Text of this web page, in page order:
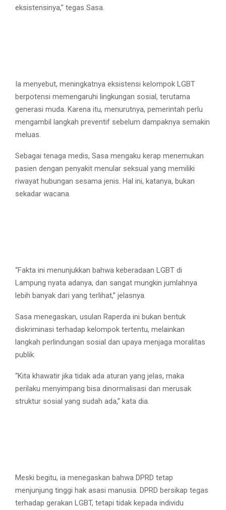
eksistensinya,” tegas Sasa.
Ia menyebut, meningkatnya eksistensi kelompok LGBT
berpotensi memengaruhi lingkungan sosial, terutama
generasi muda. Karena itu, menurutnya, pemerintah perlu
mengambil langkah preventif sebelum dampaknya semakin
meluas.
Sebagai tenaga medis, Sasa mengaku kerap menemukan
pasien dengan penyakit menular seksual yang memiliki
riwayat hubungan sesama jenis. Hal ini, katanya, bukan
sekadar wacana.
“Fakta ini menunjukkan bahwa keberadaan LGBT di
Lampung nyata adanya, dan sangat mungkin jumlahnya
lebih banyak dari yang terlihat,” jelasnya.
Sasa menegaskan, usulan Raperda ini bukan bentuk
diskriminasi terhadap kelompok tertentu, melainkan
langkah perlindungan sosial dan upaya menjaga moralitas
publik.
“Kita khawatir jika tidak ada aturan yang jelas, maka
perilaku menyimpang bisa dinormalisasi dan merusak
struktur sosial yang sudah ada,” kata dia.
Meski begitu, ia menegaskan bahwa DPRD tetap
menjunjung tinggi hak asasi manusia. DPRD bersikap tegas
terhadap gerakan LGBT, tetapi tidak kepada individu